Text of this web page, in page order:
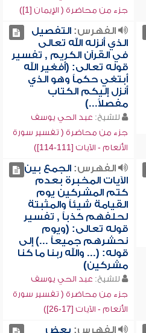
جزء من محاضرة ( الإيمان [1])
الفهرس:التفصيل
الذي أنزله الله تعالى
في القرآن الكريم , تفسير
قوله تعالى: (أفغير الله
أبتغي حكماً وهو الذي
أنزل إليكم الكتاب
مفصلاً...)
للشيخ: عبد الحي يوسف
جزء من محاضرة ( تفسير سورة
الأنعام - الآيات [111-114])
الفهرس:الجمع بين
الآيات المخبرة بعدم
كتم المشركين يوم
القيامة شيئاً والمثبتة
لحلفهم كذباً , تفسير
قوله تعالى: (ويوم
نحشرهم جميعاً ...) إلى
قوله: (... والله ربنا ما كنا
مشركين)
للشيخ: عبد الحي يوسف
جزء من محاضرة ( تفسير سورة
الأنعام - الآيات [17-26])
الفهرس: بعض